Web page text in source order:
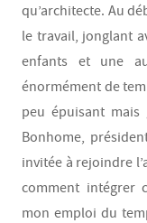
qu’architecte. Au
le travail, jonglant
enfants et une
énormément de
peu épuisant mais
Bonhome,
invitée à rejoindre
comment intégrer
mon emploi du